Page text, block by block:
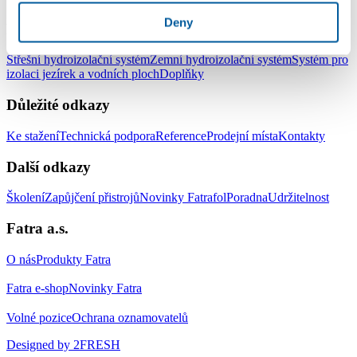
Deny
Střešní hydroizolační systémZemní hydroizolační systémSystém pro
izolaci jezírek a vodních plochDoplňky
Důležité odkazy
Ke staženíTechnická podporaReferenceProdejní místaKontakty
Další odkazy
ŠkoleníZapůjčení přistrojůNovinky FatrafolPoradnaUdržitelnost
Fatra a.s.
O násProdukty Fatra
Fatra e-shopNovinky Fatra
Volné poziceOchrana oznamovatelů
Designed by 2FRESH